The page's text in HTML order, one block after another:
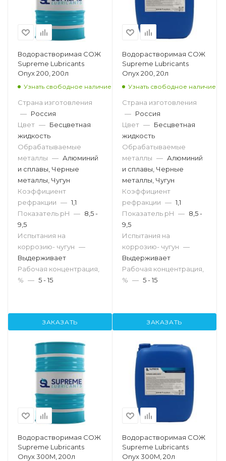
Водорастворимая СОЖ
Supreme Lubricants
Onyx 200, 200л
Узнать свободное наличие
Страна изготовления
— Россия
Цвет — Бесцветная
жидкость
Обрабатываемые
металлы — Алюминий
и сплавы, Черные
металлы, Чугун
Коэффициент
рефракции — 1,1
Показатель pH — 8,5 -
9,5
Испытания на
коррозию- чугун —
Выдерживает
Рабочая концентрация,
% — 5 - 15
ЗАКАЗАТЬ
Водорастворимая СОЖ
Supreme Lubricants
Onyx 200, 20л
Узнать свободное наличие
Страна изготовления
— Россия
Цвет — Бесцветная
жидкость
Обрабатываемые
металлы — Алюминий
и сплавы, Черные
металлы, Чугун
Коэффициент
рефракции — 1,1
Показатель pH — 8,5 -
9,5
Испытания на
коррозию- чугун —
Выдерживает
Рабочая концентрация,
% — 5 - 15
ЗАКАЗАТЬ
Водорастворимая СОЖ
Supreme Lubricants
Onyx 300M, 200л
Водорастворимая СОЖ
Supreme Lubricants
Onyx 300M, 20л